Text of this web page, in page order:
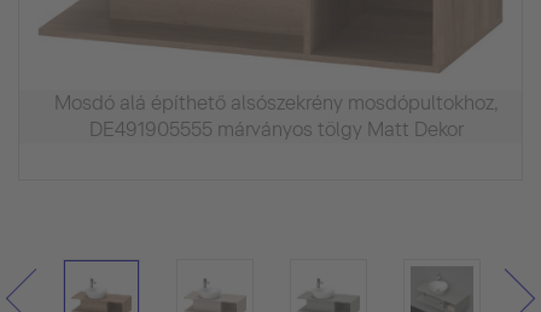
Mosdó alá építhető alsószekrény mosdópultokhoz,
DE491905555 márványos tölgy Matt Dekor